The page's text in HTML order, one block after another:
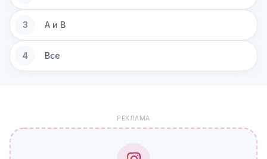
3 А и В
4 Все
РЕКЛАМА